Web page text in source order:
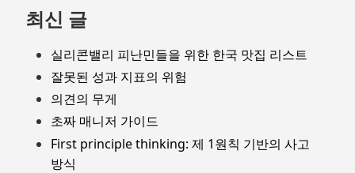
최신 글
실리콘밸리 피난민들을 위한 한국 맛집 리스트
잘못된 성과 지표의 위험
의견의 무게
초짜 매니저 가이드
First principle thinking: 제 1원칙 기반의 사고
방식